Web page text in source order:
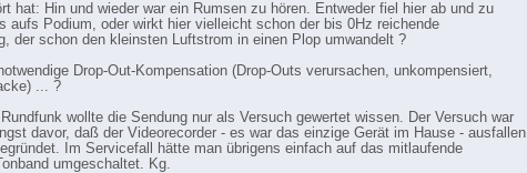
hat: Hin und wieder war ein Rumsen zu hören. Entweder fiel hier ab und zu
aufs Podium, oder wirkt hier vielleicht schon der bis 0Hz reichende
der schon den kleinsten Luftstrom in einen Plop umwandelt ?
Drop-Out-Kompensation (Drop-Outs verursachen, unkompensiert,
... ?
wollte die Sendung nur als Versuch gewertet wissen. Der Versuch war
davor, daß der Videorecorder - es war das einzige Gerät im Hause - ausfallen
Im Servicefall hätte man übrigens einfach auf das mitlaufende
umgeschaltet. Kg.